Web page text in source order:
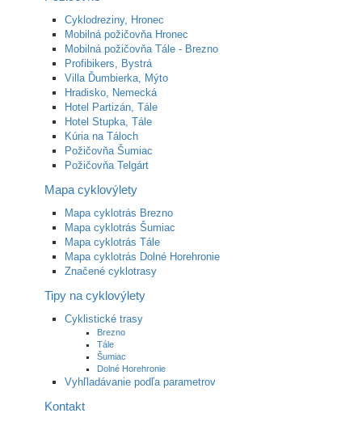
Cyklodreziny, Hronec
Mobilná požičovňa Hronec
Mobilná požičovňa Tále - Brezno
Profibikers, Bystrá
Villa Ďumbierka, Mýto
Hradisko, Nemecká
Hotel Partizán, Tále
Hotel Stupka, Tále
Kúria na Táloch
Požičovňa Šumiac
Požičovňa Telgárt
Mapa cyklovýlety
Mapa cyklotrás Brezno
Mapa cyklotrás Šumiac
Mapa cyklotrás Tále
Mapa cyklotrás Dolné Horehronie
Značené cyklotrasy
Tipy na cyklovýlety
Cyklistické trasy
Brezno
Tále
Šumiac
Dolné Horehronie
Vyhľladávanie podľa parametrov
Kontakt